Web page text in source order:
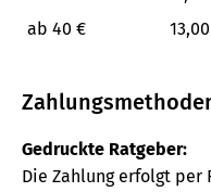
ab 40 €
Gedruckte Ratgeber:
Die Zahlung erfolgt per